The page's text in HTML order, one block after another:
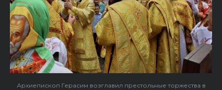
Архиепископ Герасим возглавил престольные торжества в